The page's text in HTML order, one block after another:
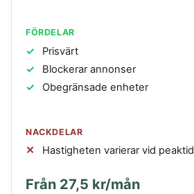
FÖRDELAR
Prisvärt
Blockerar annonser
Obegränsade enheter
NACKDELAR
Hastigheten varierar vid peaktid
Från 27,5 kr/mån